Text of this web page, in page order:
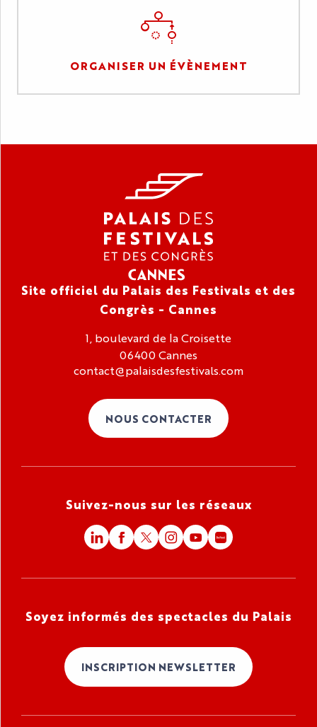
ORGANISER UN ÉVÈNEMENT
Site officiel du Palais des Festivals et des
Congrès - Cannes
1, boulevard de la Croisette
06400 Cannes
contact@palaisdesfestivals.com
NOUS CONTACTER
Suivez-nous sur les réseaux
Soyez informés des spectacles du Palais
INSCRIPTION NEWSLETTER